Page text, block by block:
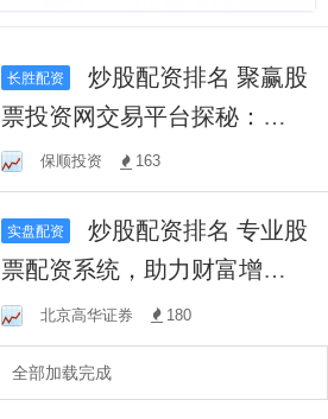
长胜配资
炒股配资排名 聚赢股
票投资网交易平台探秘：实
盘操作还是虚拟交易？
保顺投资 163
实盘配资
炒股配资排名 专业股
票配资系统，助力财富增
长！北京高华证券 180
全部加载完成